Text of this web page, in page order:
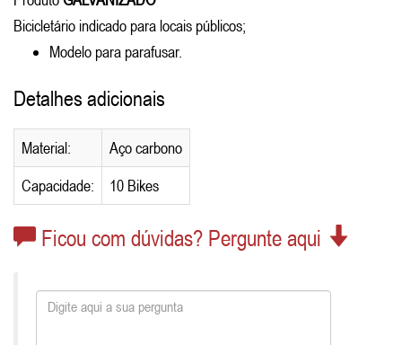
Bicicletário indicado para locais públicos;
Modelo para parafusar.
Detalhes adicionais
Material:
Aço carbono
Capacidade:
10 Bikes
Ficou com dúvidas? Pergunte aqui